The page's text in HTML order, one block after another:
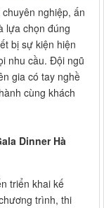
nghiệp, ấn
lựa chọn đúng
bị sự kiện hiện
nhu cầu. Đội ngũ
gia có tay nghề
cùng khách
Dinner Hà
triển khai kế
trình, thi